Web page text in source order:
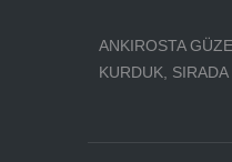
ANKIROSTA
KURDUK, SIRADA